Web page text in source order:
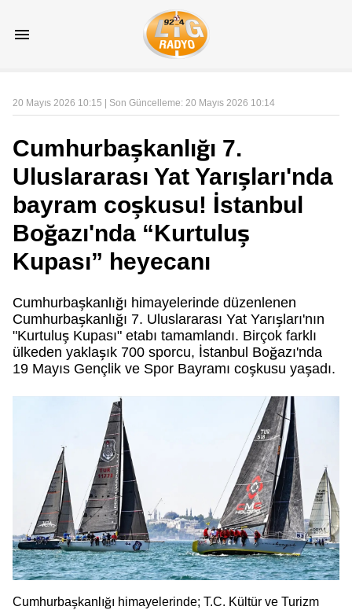
20 Mayıs 2026 10:15 | Son Güncelleme: 20 Mayıs 2026 10:14
Cumhurbaşkanlığı 7.
Uluslararası Yat Yarışları'nda
bayram coşkusu! İstanbul
Boğazı'nda “Kurtuluş
Kupası” heyecanı
Cumhurbaşkanlığı himayelerinde düzenlenen
Cumhurbaşkanlığı 7. Uluslararası Yat Yarışları'nın
"Kurtuluş Kupası" etabı tamamlandı. Birçok farklı
ülkeden yaklaşık 700 sporcu, İstanbul Boğazı'nda
19 Mayıs Gençlik ve Spor Bayramı coşkusu yaşadı.
Cumhurbaşkanlığı himayelerinde; T.C. Kültür ve Turizm